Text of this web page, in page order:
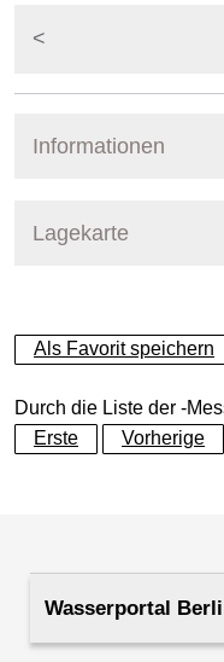
Informationen
Lagekarte
+
−
Als Favorit speichern
Durch die Liste der -
Erste
Vorherige
Wasserportal